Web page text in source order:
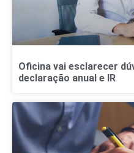
Oficina vai esclarecer
declaração anual e IR